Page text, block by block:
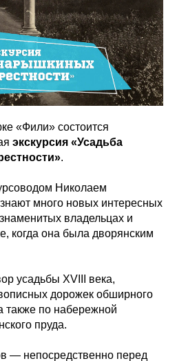
«Фили» состоится
экскурсия «Усадьба
.
Николаем
много новых интересных
владельцах и
когда она была дворянским
усадьбы XVIII века,
дорожек обширного
также по набережной
пруда.
— непосредственно перед